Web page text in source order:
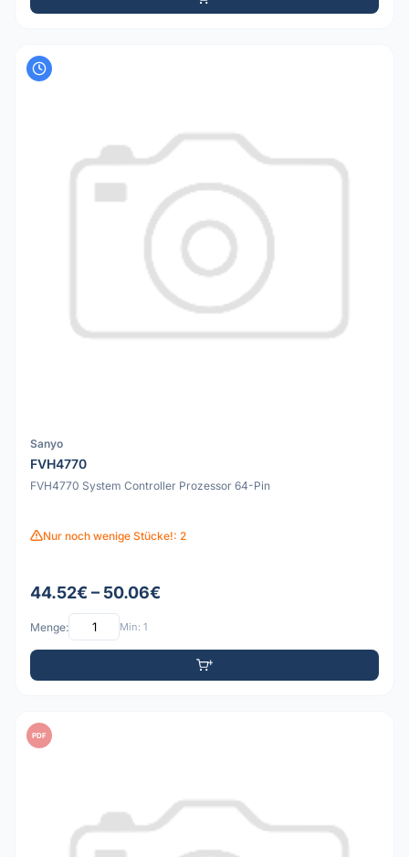
Sanyo
FVH4770
FVH4770 System Controller Prozessor 64-Pin
Nur noch wenige Stücke!: 2
44.52€ – 50.06€
Menge: Min: 1
PDF